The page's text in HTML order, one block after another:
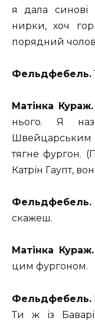
я дала синові
нирки, хоч
порядний
Фельдфебель.
Матінка Кураж.
нього. Я
тягне фургон.
Катрін Гаупт,
Фельдфебель.
скажеш.
Матінка Кураж.
цим фургоном.
Фельдфебель.
Ти ж із